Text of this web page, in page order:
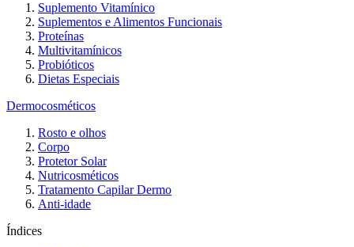
Suplemento Vitamínico
Suplementos e Alimentos Funcionais
Proteínas
Multivitamínicos
Probióticos
Dietas Especiais
Dermocosméticos
Rosto e olhos
Corpo
Protetor Solar
Nutricosméticos
Tratamento Capilar Dermo
Anti-idade
Índices